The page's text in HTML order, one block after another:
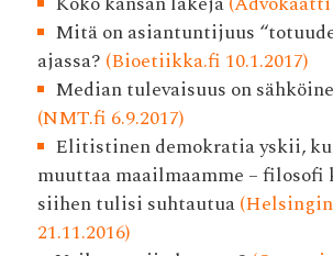
Mitä on asiantuntijuus
ajassa? (Bioetiikka.fi 10.1.2017)
Median tulevaisuus on
(NMT.fi 6.9.2017)
Elitistinen demokratia yskii,
muuttaa maailmaamme – filosofi
siihen tulisi suhtautua(Helsingin
21.11.2016)